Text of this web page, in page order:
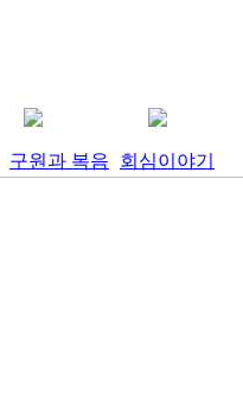
구원과 복음 회심이야기